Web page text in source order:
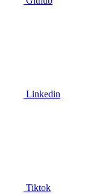
Linkedin
Tiktok